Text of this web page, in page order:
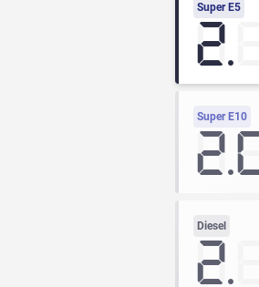
Super E5
Super E10
Diesel